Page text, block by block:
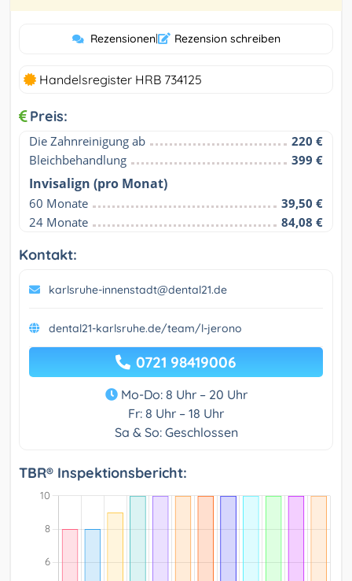
Rezensionen| Rezension schreiben
Handelsregister HRB 734125
Preis:
Die Zahnreinigung ab
220 €
Bleichbehandlung
399 €
Invisalign (pro Monat)
60 Monate
39,50 €
24 Monate
84,08 €
Kontakt:
karlsruhe-innenstadt@dental21.de
dental21-karlsruhe.de/team/l-jerono
0721 98419006
Mo-Do: 8 Uhr – 20 Uhr
Fr: 8 Uhr – 18 Uhr
Sa & So: Geschlossen
TBR® Inspektionsbericht: